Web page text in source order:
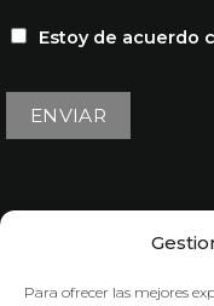
Para ofrecer las mejores
CONSENTIMIENTO
Estoy de acuerdo